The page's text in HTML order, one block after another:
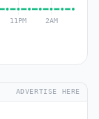
ADVERTISE HERE